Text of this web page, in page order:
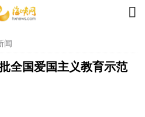

闻
全国爱国主义教育示范